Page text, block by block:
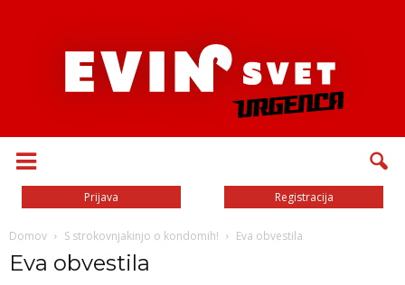
Prijava Registracija
Domov S strokovnjakinjo o kondomih! Eva obvestila
Eva obvestila